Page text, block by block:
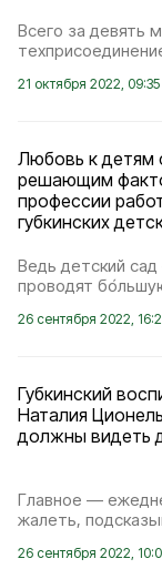
Всего за девять
21 октября 2022, 09:35
Любовь к детям
решающим
профессии
губкинских
Ведь детский
проводят
26 сентября 2022,
Губкинский
Наталия
должны видеть
Главное —
жалеть,
26 сентября 2022,